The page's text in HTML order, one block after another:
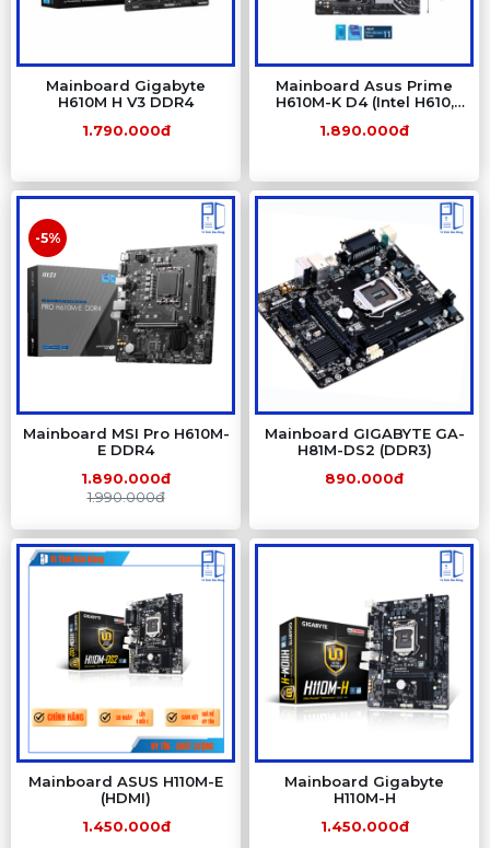
Mainboard Gigabyte
H610M H V3 DDR4
1.790.000đ
Mainboard Asus Prime
H610M-K D4 (Intel H610,
Ram DDR4)
1.890.000đ
Mainboard MSI Pro H610M-
E DDR4
1.890.000đ
1.990.000đ
-5%
Mainboard GIGABYTE GA-
H81M-DS2 (DDR3)
890.000đ
Mainboard ASUS H110M-E
(HDMI)
1.450.000đ
Mainboard Gigabyte
H110M-H
1.450.000đ